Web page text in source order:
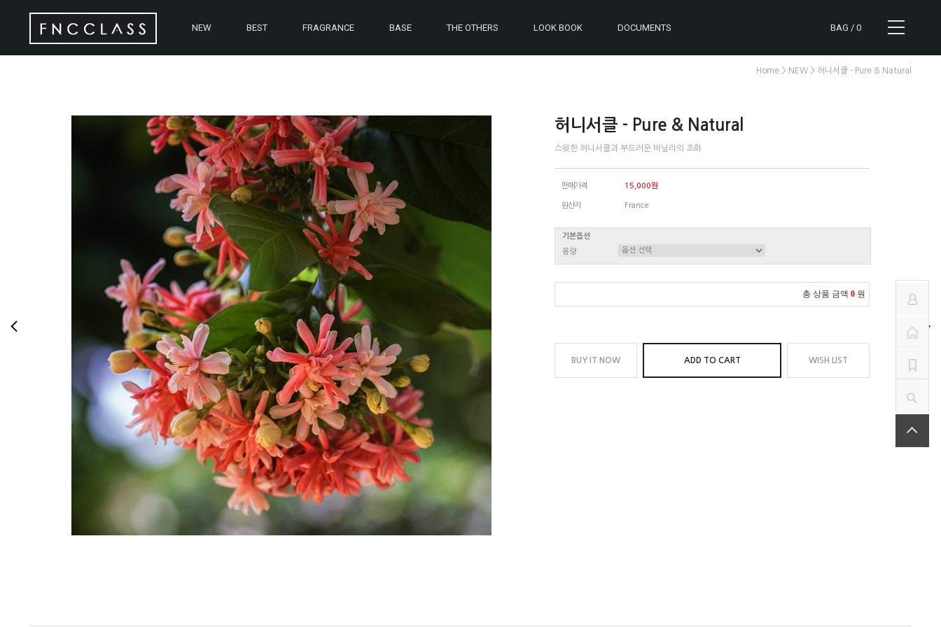
NEW BEST FRAGRANCE BASE THE OTHERS LOOK BOOK DOCUMENTS
ORDER Q&A
BAG / 0
Home > NEW > 허니서클 - Pure & Natural
허니서클 - Pure & Natural
스윗한 허니서클과 부드러운 바닐라의 조화
판매가격 15,000원
원산지 France
기본옵션
용량
총 상품 금액 0 원
BUY IT NOW ADD TO CART WISH LIST